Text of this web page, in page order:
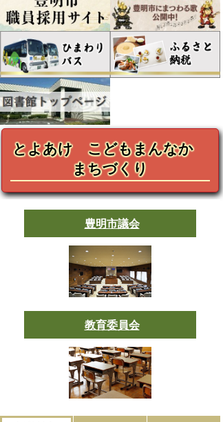
とよあけ こどもまんなか
まちづくり
豊明市議会
教育委員会